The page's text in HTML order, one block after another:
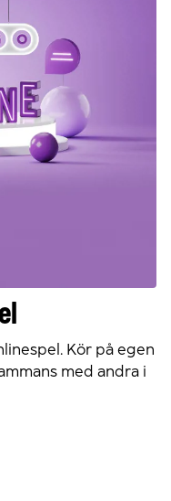
Kör på egen
med andra i